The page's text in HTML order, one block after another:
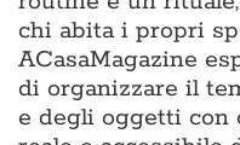
chi abita i propri
ACasaMagazine
di organizzare il
e degli oggetti con